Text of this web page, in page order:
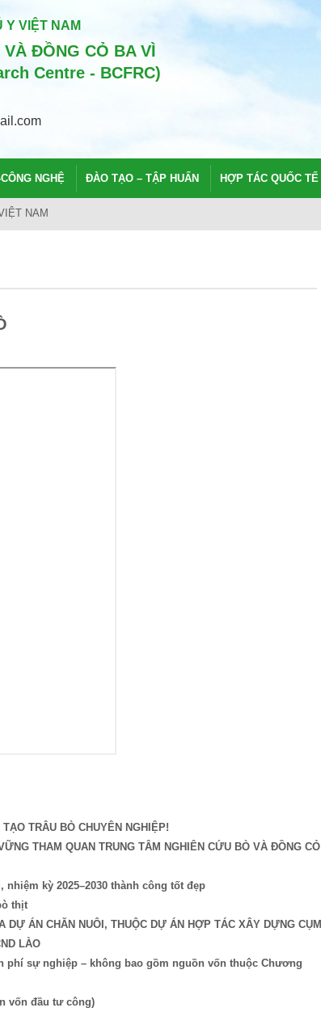
Y VIỆT NAM
ĐỒNG CỎ BA VÌ
Centre - BCFRC)
NGHỆ ĐÀO TẠO – TẬP HUẤN HỢP TÁC QUỐC TẾ
NAM
TRÂU BÒ CHUYÊN NGHIỆP!
THAM QUAN TRUNG TÂM NGHIÊN CỨU BÒ VÀ ĐỒNG CỎ
kỳ 2025–2030 thành công tốt đẹp
thịt
ÁN CHĂN NUÔI, THUỘC DỰ ÁN HỢP TÁC XÂY DỰNG CỤM
LÀO
phí sự nghiệp – không bao gồm nguồn vốn thuộc Chương
vốn đầu tư công)